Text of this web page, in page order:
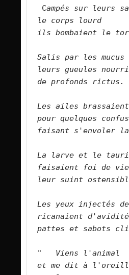
Campés sur leurs
le corps lourd
ils bombaient le
Salis par les
leurs gueules
de profonds rictus.
Les ailes
pour quelques
faisant s'envoler
La larve et le
faisaient foi de
leur suint
Les yeux injectés
ricanaient
pattes et sabots
"   Viens l'animal
et me dit à